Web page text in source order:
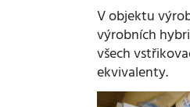
V objektu
výrobních
všech
ekvivalenty.